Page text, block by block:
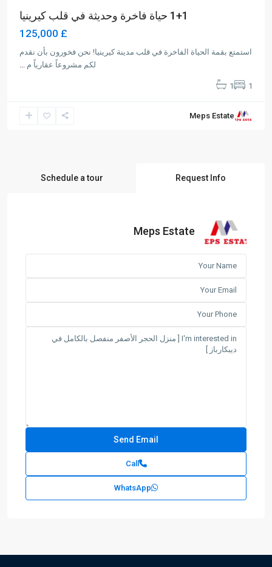
1+1 حياة فاخرة وحديثة في قلب كيرينيا
£ 125,000
استمتع بقمة الحياة الفاخرة في قلب مدينة كيرينيا! نحن فخورون بأن نقدم
لكم مشروعاً عقارياً م
1
1
Meps Estate
Request Info
Schedule a tour
Meps Estate
Call
WhatsApp